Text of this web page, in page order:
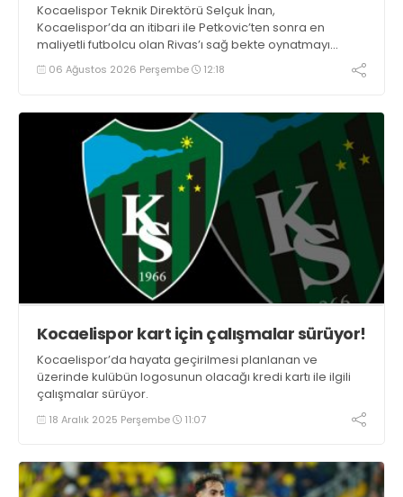
Kocaelispor Teknik Direktörü Selçuk İnan,
Kocaelispor’da an itibari ile Petkovic’ten sonra en
maliyetli futbolcu olan Rivas’ı sağ bekte oynatmayı
düşünüyor.
06 Ağustos 2026 Perşembe 12:18
Kocaelispor kart için çalışmalar sürüyor!
Kocaelispor’da hayata geçirilmesi planlanan ve
üzerinde kulübün logosunun olacağı kredi kartı ile ilgili
çalışmalar sürüyor.
18 Aralık 2025 Perşembe 11:07